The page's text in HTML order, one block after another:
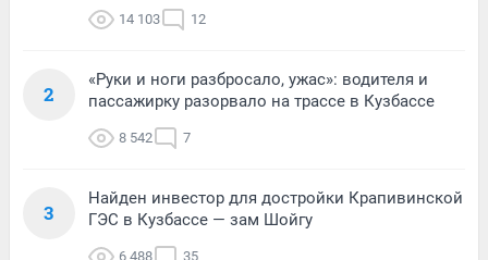
14 103 12
2
«Руки и ноги разбросало, ужас»: водителя и
пассажирку разорвало на трассе в Кузбассе
8 542 7
3
Найден инвестор для достройки Крапивинской
ГЭС в Кузбассе — зам Шойгу
6 488 35